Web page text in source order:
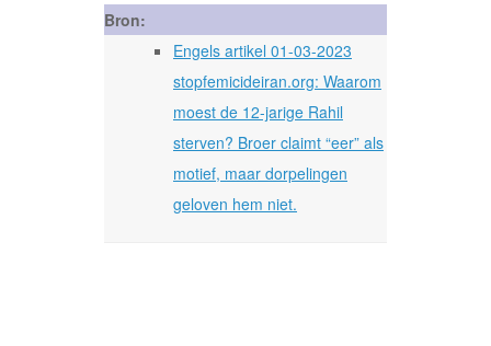
Bron:
Engels artikel 01-03-2023
stopfemicideiran.org: Waarom
moest de 12-jarige Rahil
sterven? Broer claimt “eer” als
motief, maar dorpelingen
geloven hem niet.